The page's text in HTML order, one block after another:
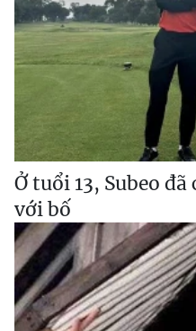
Ở tuổi 13, Subeo
với bố